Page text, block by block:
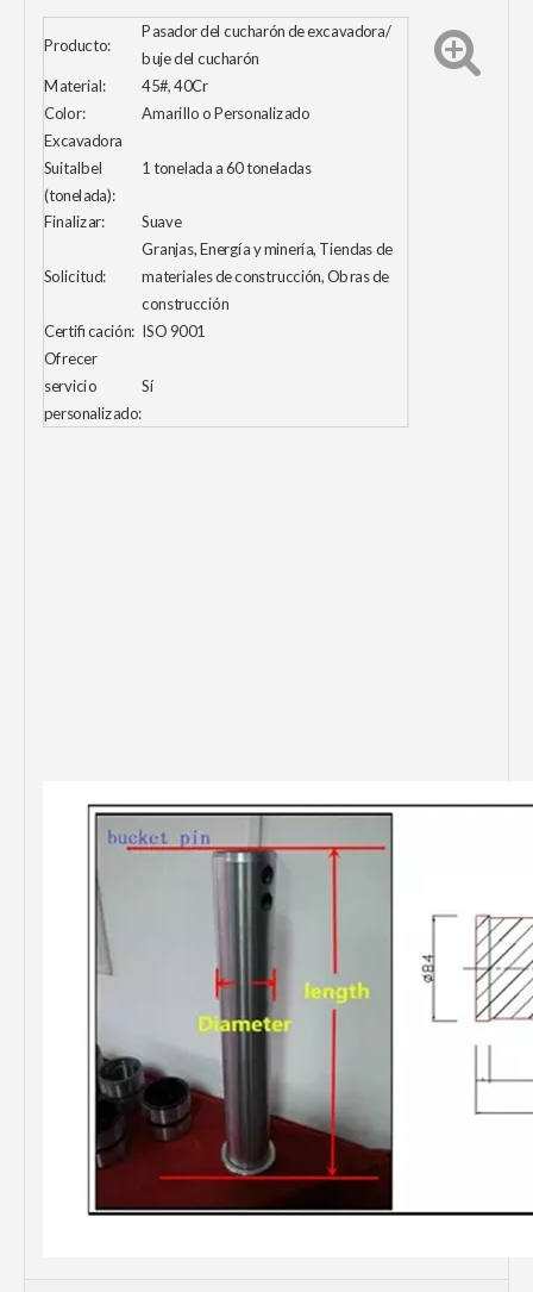
Producto:
Pasador del cucharón de excavadora/
buje del cucharón
Material:
45#, 40Cr
Color: Amarillo o Personalizado
Excavadora
Suitalbel
(tonelada):
1 tonelada a 60 toneladas
Finalizar: Suave
Solicitud:
Granjas, Energía y minería, Tiendas de
materiales de construcción, Obras de
construcción
Certificación: ISO 9001
Ofrecer
servicio
personalizado:
Sí